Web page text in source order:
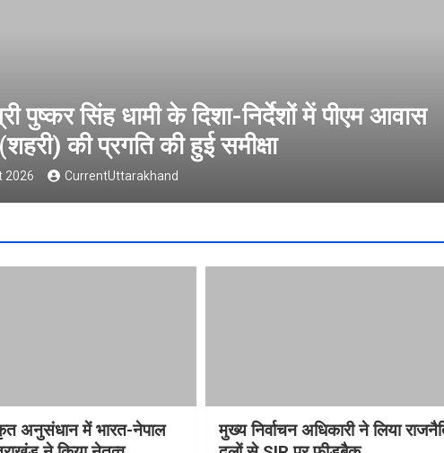
वैश्विक संस्कृत अनुसंधान में भारत-नेपाल पहल
ने किया नेतृत्व
5 August 2026 CurrentUttarakhand
अनुसंधान में भारत-नेपाल
मुख्य निर्वाचन अधिकारी ने लिया